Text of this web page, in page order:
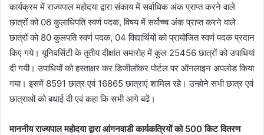
कार्यक्रम में राज्यपाल महोदया द्वारा संकाय में सर्वाधिक अंक प्राप्त करने वाले
छात्रों को 06 कुलाधिपति स्वर्ण पदक, विषय में सर्वोच्च अंक प्राप्त करने वाले
छात्रों को 80 कुलपति स्वर्ण पदक, 04 विद्यार्थियों को प्रायोजित स्वर्ण पदक प्रदान
किए गये। यूनिवर्सिटी के तृतीय दीक्षांत समारोह में कुल 25456 छात्रों को उपाधियां
दी गयी। उपाधियों को हस्ताक्षर कर डिजीलॉकर पोर्टल पर ऑनलाइन अपलोड किया
गया। इसमें 8591 छात्र एवं 16865 छात्राएं शामिल रहे। उन्होने सभी छात्र एवं
छात्राओं को बधाई दी एवं कहा कि सभी आगे बढें।
माननीय राज्यपाल महोदया द्वारा आंगनवाडी कार्यकत्रियों को 500 किट वितरण